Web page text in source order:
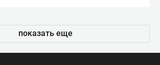
показать еще